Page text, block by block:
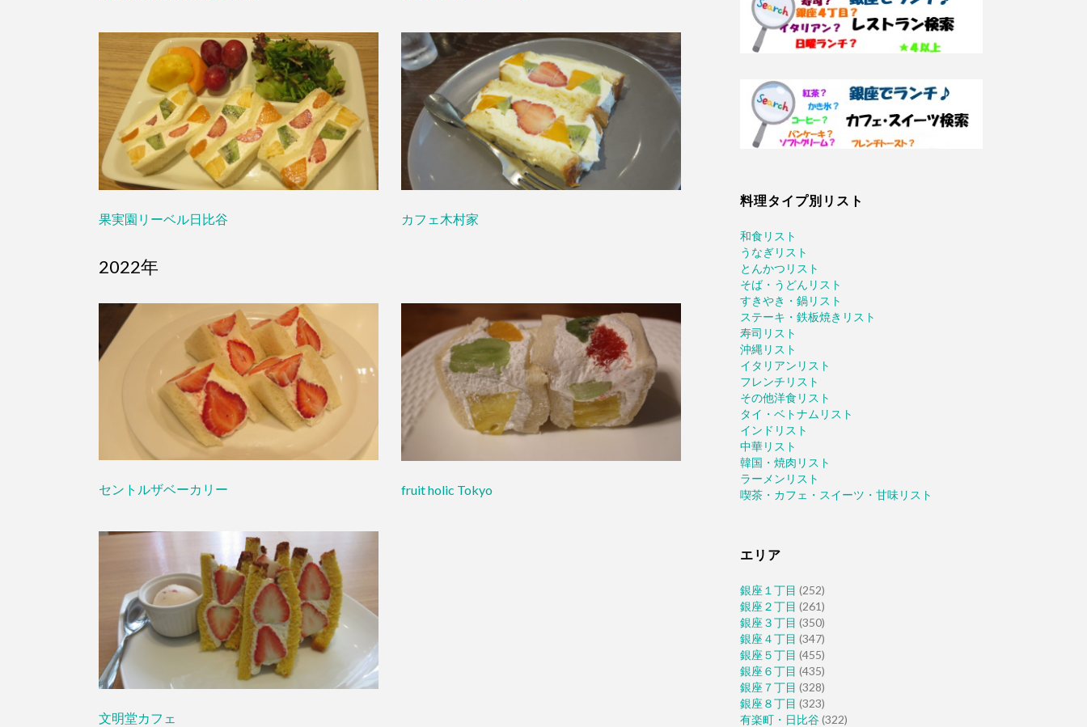
果実園リーベル日比谷 カフェ木村家
2022年
セントルザベーカリー fruit holic Tokyo
文明堂カフェ
料理タイプ別リスト
和食リスト
うなぎリスト
とんかつリスト
そば・うどんリスト
すきやき・鍋リスト
ステーキ・鉄板焼きリスト
寿司リスト
沖縄リスト
イタリアンリスト
フレンチリスト
その他洋食リスト
タイ・ベトナムリスト
インドリスト
中華リスト
韓国・焼肉リスト
ラーメンリスト
喫茶・カフェ・スイーツ・甘味リスト
エリア
銀座１丁目 (252)
銀座２丁目 (261)
銀座３丁目 (350)
銀座４丁目 (347)
銀座５丁目 (455)
銀座６丁目 (435)
銀座７丁目 (328)
銀座８丁目 (323)
有楽町・日比谷(322)